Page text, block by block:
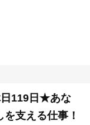
日119日★あな
支える仕事！